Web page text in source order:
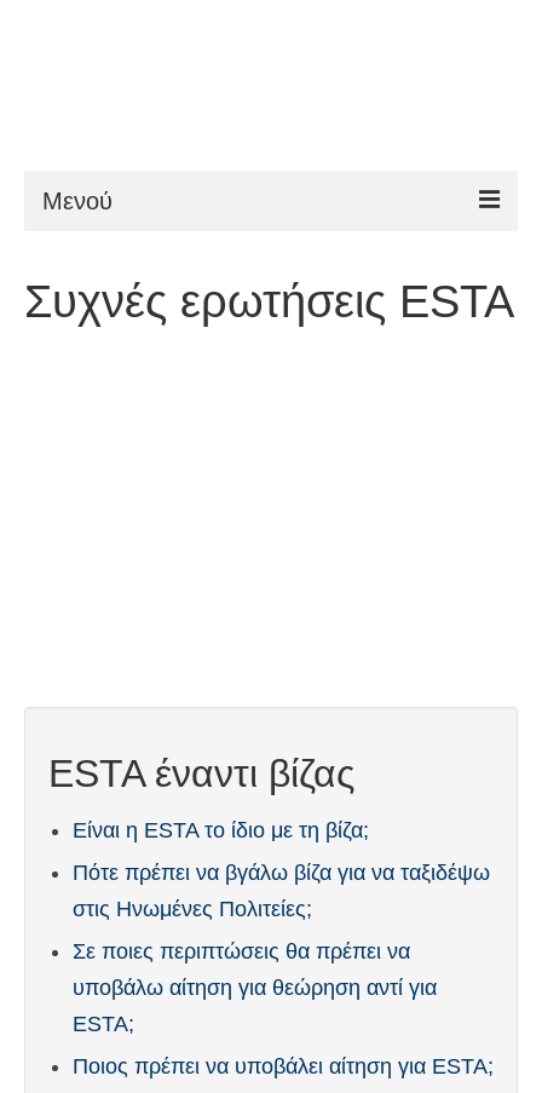
Μενού
Απαιτήσεις
Čeština(Τσεχικά )
Nederlands (Ολλανδικά)
English(Αγγλικά)
Eesti (Εσθονικά)
Français (Γαλλικά)
Συχνές ερωτήσεις ESTA
ESTA έναντι βίζας
Είναι η ESTA το ίδιο με τη βίζα;
Πότε πρέπει να βγάλω βίζα για να ταξιδέψω
στις Ηνωμένες Πολιτείες;
Σε ποιες περιπτώσεις θα πρέπει να
υποβάλω αίτηση για θεώρηση αντί για
ESTA;
Ποιος πρέπει να υποβάλει αίτηση για ESTA;